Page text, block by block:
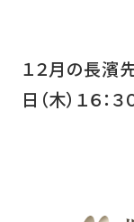
１２月の長濱
日（木）１６：３